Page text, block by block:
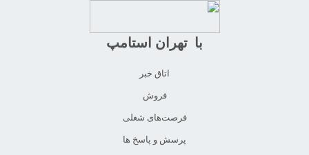
با تهران استامپ
اتاق خبر
فروش
فرصت‌های شغلی
پرسش و پاسخ ها